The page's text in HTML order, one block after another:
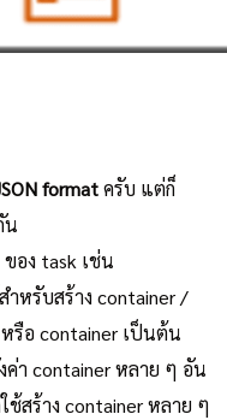
formatครับ แต่ก็
น
ของ task เช่น
ำหรับสร้าง container /
รือ container เป็นต้น
ค่า container หลาย ๆ อัน
ช้สร้าง container หลาย ๆ